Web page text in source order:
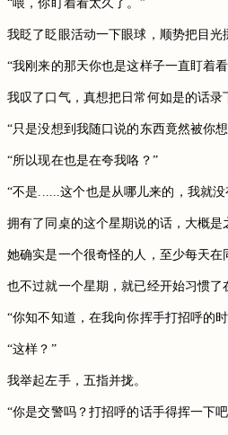
“喂，你盯着看太久了。”
我眨了眨眼活动一下眼球，顺势把目光
“我刚来的那天你也是这样子一直盯着
我叹了口气，真想把日常何如是的话
“只是没想到我随口说的东西竟然被你
“所以现在也是在夸我咯？”
“不是......这个也是从哪儿来的，我就没
拥有了同桌的这个星期说的话，大概
她确实是一个很奇怪的人，至少每天在
也不过就一个星期，就已经开始习惯
“你知不知道，在我向你挥手打招呼的
“这样？”
我举起左手，五指并拢。
“你是交警吗？打招呼的话手得挥一下